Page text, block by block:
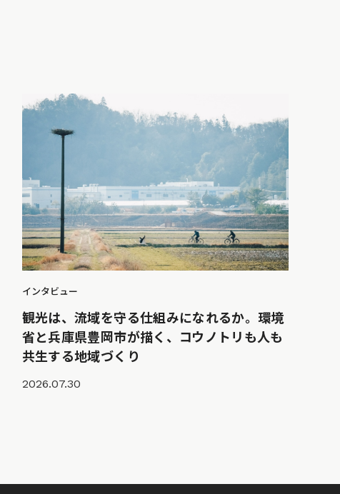
インタビュー
観光は、流域を守る仕組みになれるか。環境
省と兵庫県豊岡市が描く、コウノトリも人も
共生する地域づくり
2026.07.30